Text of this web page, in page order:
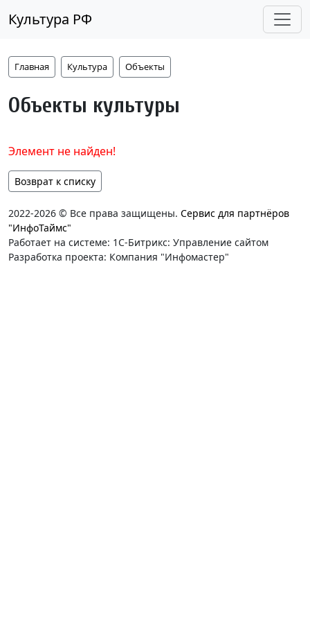
Культура РФ
Главная Культура Объекты
Объекты культуры
Элемент не найден!
Возврат к списку
2022-2026 © Все права защищены. Сервис для партнёров
"ИнфоТаймс"
Работает на системе: 1С-Битрикс: Управление сайтом
Разработка проекта: Компания "Инфомастер"